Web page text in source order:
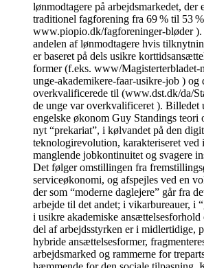
lønmodtagere på arbejdsmarkedet, der
traditionel fagforening fra 69 % til 53
www.piopio.dk/fagforeninger-bløder ).
andelen af lønmodtagere hvis
er baseret på dels usikre
former (f.eks. www/Magisterterbladet-
unge-akademikere-faar-usikre-job ) og
overkvalificerede til (www.dst.dk/da/
de unge var overkvalificeret ). Billedet
engelske økonom Guy Standings teori
nyt “prekariat”, i kølvandet på den
teknologirevolution, karakteriseret ved
manglende jobkontinuitet og svagere
Det følger omstillingen fra
serviceøkonomi, og afspejles ved en
der som “moderne daglejere” går fra
arbejde til det andet; i vikarbureauer, i
i usikre akademiske
del af arbejdsstyrken er i midlertidige,
hybride ansættelsesformer,
arbejdsmarked og rammerne for